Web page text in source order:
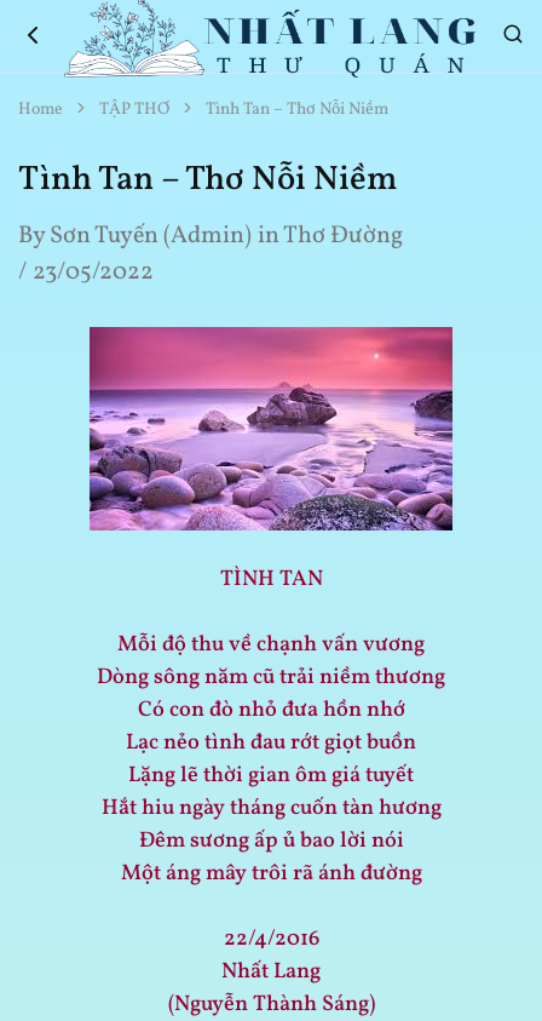
Nhất
Lang
Quán
Thơ
Hay
Cuộc
Sống
Home TẬP THƠ Tình Tan – Thơ Nỗi Niềm
Tình Tan – Thơ Nỗi Niềm
BySơn Tuyến (Admin) inThơ Đường
23/05/2022
TÌNH TAN
Mỗi độ thu về chạnh vấn vương
Dòng sông năm cũ trải niềm thương
Có con đò nhỏ đưa hồn nhớ
Lạc nẻo tình đau rớt giọt buồn
Lặng lẽ thời gian ôm giá tuyết
Hắt hiu ngày tháng cuốn tàn hương
Đêm sương ấp ủ bao lời nói
Một áng mây trôi rã ánh đường
22/4/2016
Nhất Lang
(Nguyễn Thành Sáng)